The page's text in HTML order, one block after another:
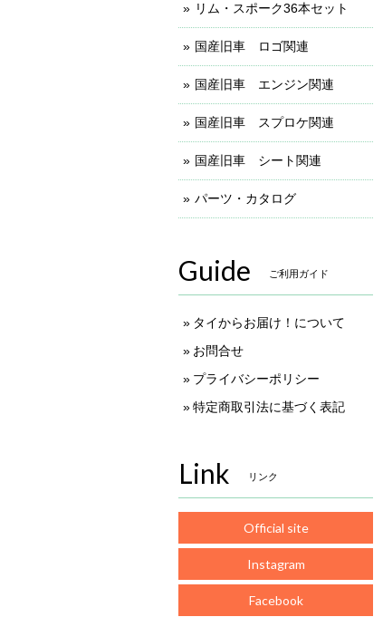
リム・スポーク36本セット
国産旧車 ロゴ関連
国産旧車 エンジン関連
国産旧車 スプロケ関連
国産旧車 シート関連
パーツ・カタログ
Guide ご利用ガイド
タイからお届け！について
お問合せ
プライバシーポリシー
特定商取引法に基づく表記
Link リンク
Official site
Instagram
Facebook